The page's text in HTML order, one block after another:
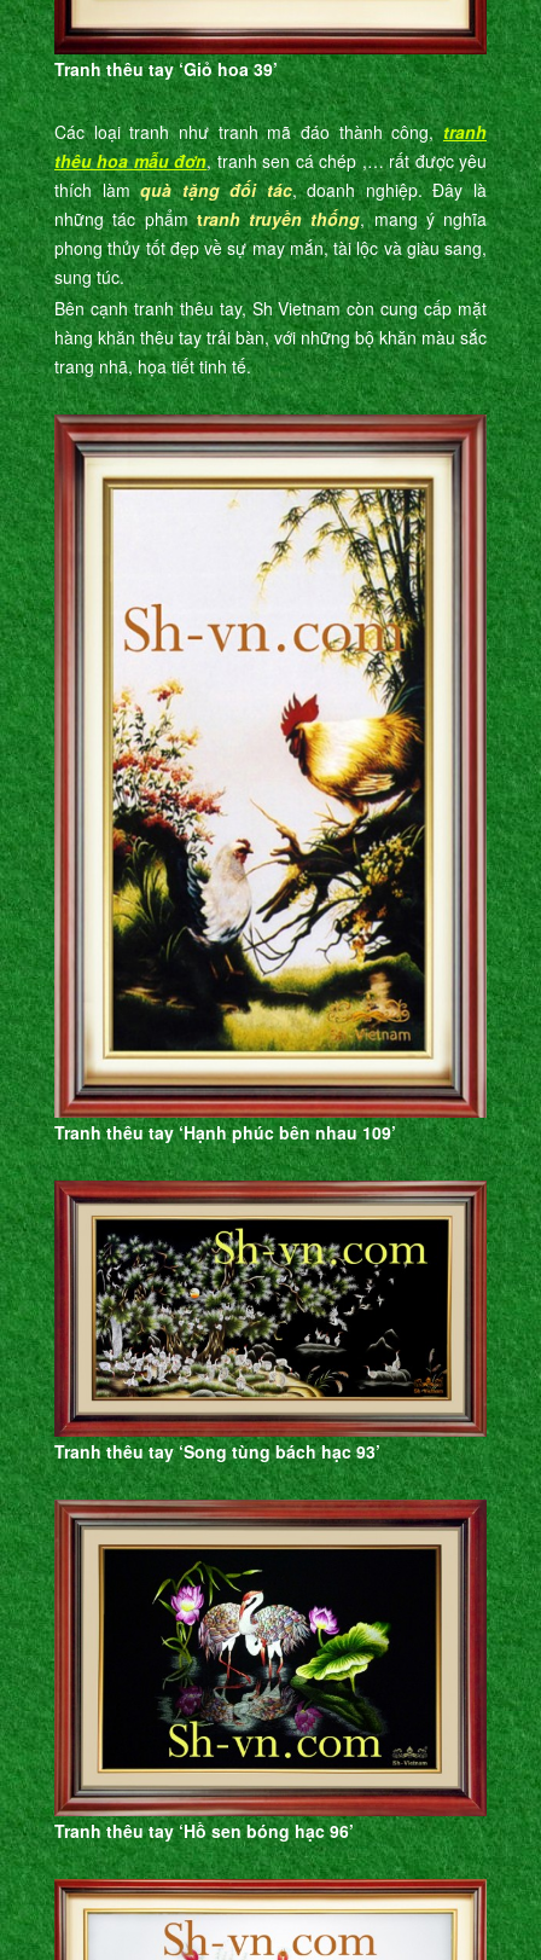
Tranh thêu tay ‘Giỏ hoa 39’
Các loại tranh như tranh mã đáo thành công,tranh
thêu hoa mẫu đơn, tranh sen cá chép ,… rất được yêu
thích làmquà tặng đối tác, doanh nghiệp. Đây là
những tác phẩmtranh truyền thống, mang ý nghĩa
phong thủy tốt đẹp về sự may mắn, tài lộc và giàu sang,
sung túc.
Bên cạnh tranh thêu tay, Sh Vietnam còn cung cấp mặt
hàng khăn thêu tay trải bàn, với những bộ khăn màu sắc
trang nhã, họa tiết tinh tế.
Tranh thêu tay ‘Hạnh phúc bên nhau 109’
Tranh thêu tay ‘Song tùng bách hạc 93’
Tranh thêu tay ‘Hồ sen bóng hạc 96’